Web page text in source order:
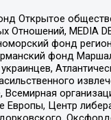
Открытое
MEDIA
фонд
фонд
Европы, Центр